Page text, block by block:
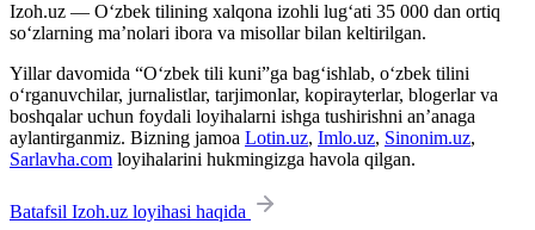
Izoh.uz — O‘zbek tilining xalqona izohli lug‘ati 35 000 dan ortiq
so‘zlarning ma’nolari ibora va misollar bilan keltirilgan.
Yillar davomida “O‘zbek tili kuni”ga bag‘ishlab, o‘zbek tilini
o‘rganuvchilar, jurnalistlar, tarjimonlar, kopirayterlar, blogerlar va
boshqalar uchun foydali loyihalarni ishga tushirishni an’anaga
aylantirganmiz. Bizning jamoa Lotin.uz, Imlo.uz, Sinonim.uz,
Sarlavha.com loyihalarini hukmingizga havola qilgan.
Batafsil Izoh.uz loyihasi haqida